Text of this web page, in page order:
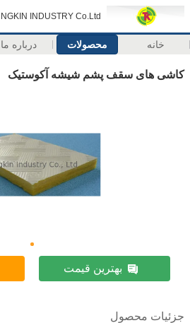
INDUSTRY Co.Ltd
خانه محصولات درباره ما
کاشی های سقف پشم شیشه آکوستیک
بهترین قیمت
جزئیات محصول